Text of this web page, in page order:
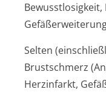
Selten
Brustschmerz
Herzinfarkt,